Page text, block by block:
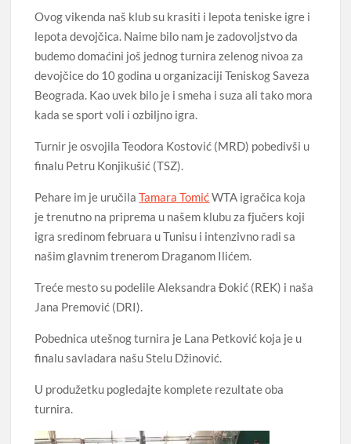
Ovog vikenda naš klub su krasiti i lepota teniske igre i
lepota devojčica. Naime bilo nam je zadovoljstvo da
budemo domaćini još jednog turnira zelenog nivoa za
devojčice do 10 godina u organizaciji Teniskog Saveza
Beograda. Kao uvek bilo je i smeha i suza ali tako mora
kada se sport voli i ozbiljno igra.
Turnir je osvojila Teodora Kostović (MRD) pobedivši u
finalu Petru Konjikušić (TSZ).
Pehare im je uručilaTamara TomićWTA igračica koja
je trenutno na priprema u našem klubu za fjučers koji
igra sredinom februara u Tunisu i intenzivno radi sa
našim glavnim trenerom Draganom Ilićem.
Treće mesto su podelile Aleksandra Đokić (REK) i naša
Jana Premović (DRI).
Pobednica utešnog turnira je Lana Petković koja je u
finalu savladara našu Stelu Džinović.
U produžetku pogledajte komplete rezultate oba
turnira.